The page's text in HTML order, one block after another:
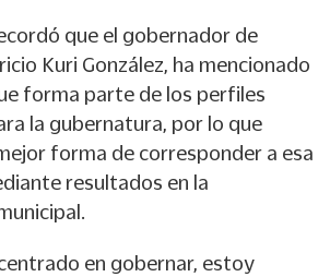
que el gobernador de
Kuri González, ha mencionado
forma parte de los perfiles
la gubernatura, por lo que
forma de corresponder a esa
resultados en la
en gobernar, estoy